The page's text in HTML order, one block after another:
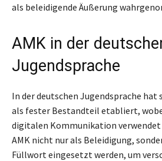
als beleidigende Äußerung
AMK in der
Jugendsprache
In der deutschen Jugendsprache hat
als fester Bestandteil etabliert,
digitalen Kommunikation
AMK nicht nur als Beleidigung,
Füllwort eingesetzt werden, um